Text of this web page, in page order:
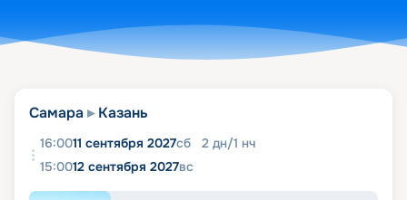
Самара Казань
16:0011 сентября 2027сб 2 дн/1 нч
15:0012 сентября 2027вс